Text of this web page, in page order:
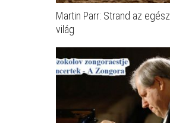
Martin Parr: Strand az egész
világ